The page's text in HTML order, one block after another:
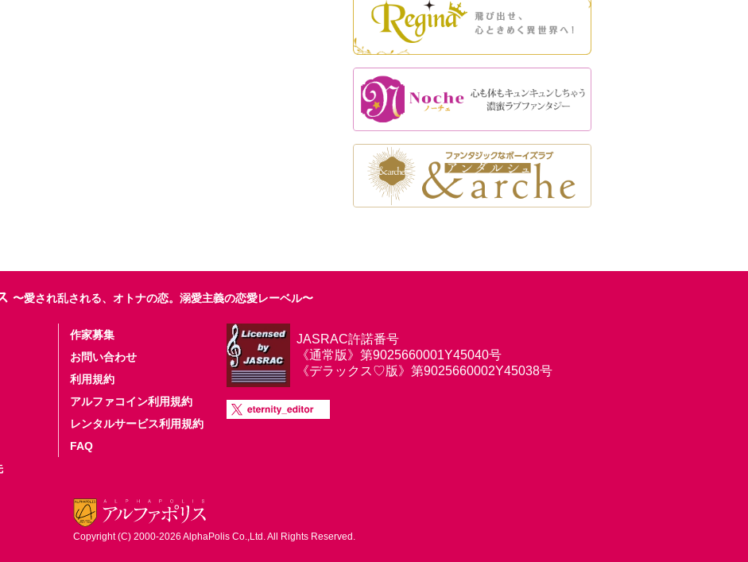
〜愛され乱される、オトナの恋。溺愛主義の恋愛レーベル〜
作家募集
お問い合わせ
利用規約
アルファコイン利用規約
レンタルサービス利用規約
FAQ
JASRAC許諾番号
《通常版》第9025660001Y45040号
《デラックス♡版》第9025660002Y45038号
Copyright (C) 2000-2026 AlphaPolis Co.,Ltd. All Rights Reserved.